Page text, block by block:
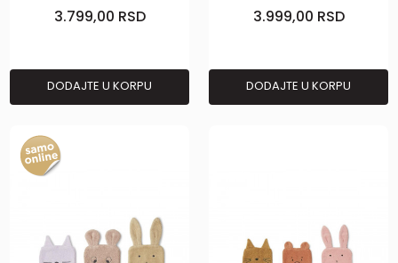
3pcs,SuperMM
3.799,00 RSD
DODAJTE U KORPU
sandy
3.999,00 RSD
DODAJTE U KORPU